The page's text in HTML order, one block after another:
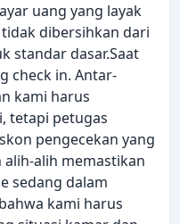
uang yang layak
dibersihkan dari
standar dasar.Saat
check in. Antar-
kami harus
tetapi petugas
pengecekan yang
alih memastikan
sedang dalam
kami harus